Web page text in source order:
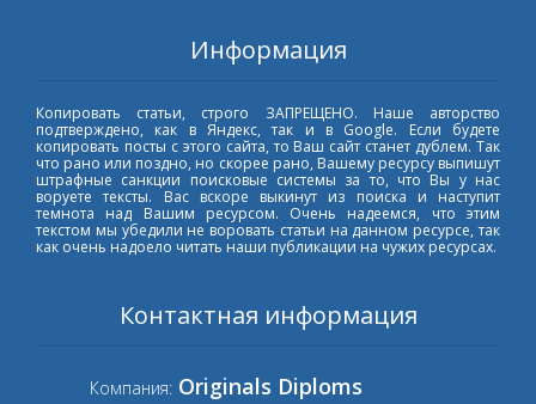
Информация
Копировать статьи, строго ЗАПРЕЩЕНО. Наше авторство
подтверждено, как в Яндекс, так и в Google. Если будете
копировать посты с этого сайта, то Ваш сайт станет дублем. Так
что рано или поздно, но скорее рано, Вашему ресурсу выпишут
штрафные санкции поисковые системы за то, что Вы у нас
воруете тексты. Вас вскоре выкинут из поиска и наступит
темнота над Вашим ресурсом. Очень надеемся, что этим
текстом мы убедили не воровать статьи на данном ресурсе, так
как очень надоело читать наши публикации на чужих ресурсах.
Контактная информация
Компания: Originals Diploms